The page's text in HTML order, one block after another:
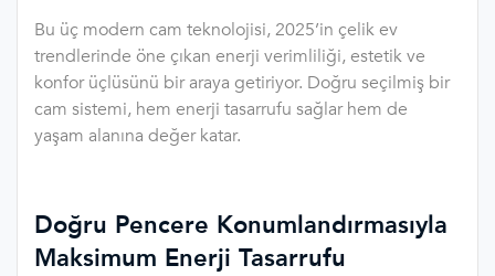
Bu üç modern cam teknolojisi, 2025’in çelik ev
trendlerinde öne çıkan enerji verimliliği, estetik ve
konfor üçlüsünü bir araya getiriyor. Doğru seçilmiş bir
cam sistemi, hem enerji tasarrufu sağlar hem de
yaşam alanına değer katar.
Doğru Pencere Konumlandırmasıyla
Maksimum Enerji Tasarrufu